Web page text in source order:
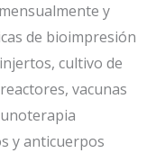
y
de bioimpresión
cultivo de
vacunas
y anticuerpos